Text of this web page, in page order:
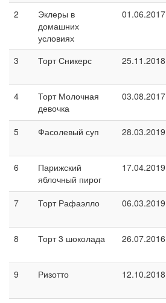
2
Эклеры в
домашних
условиях
01.06.2017
3 Торт Сникерс 25.11.2018
4
Торт Молочная
девочка
03.08.2017
5 Фасолевый суп 28.03.2019
6
Парижский
яблочный пирог
17.04.2019
7
Торт Рафаэлло 06.03.2019
8 Торт 3 шоколада 26.07.2016
9
Ризотто 12.10.2018